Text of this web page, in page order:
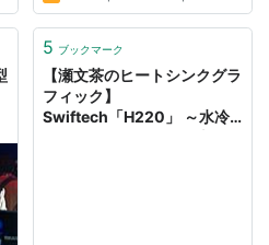
5 ブックマーク
【瀬文茶のヒートシンクグラ
フィック】
Swiftech「H220」 ～水冷